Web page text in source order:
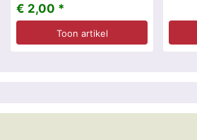
€ 2,00 *
Toon artikel